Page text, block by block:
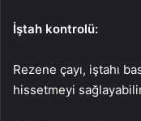
İştah kontrolü:
Rezene çayı, iştahı
hissetmeyi